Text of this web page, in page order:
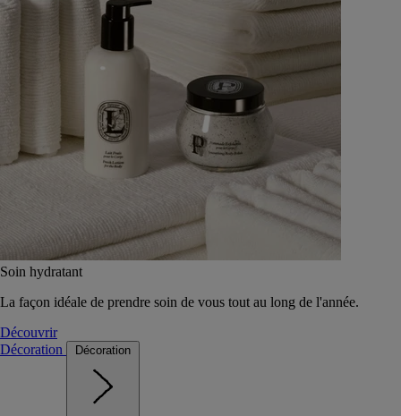
Soin hydratant
La façon idéale de prendre soin de vous tout au long de l'année.
Découvrir
Décoration
Décoration